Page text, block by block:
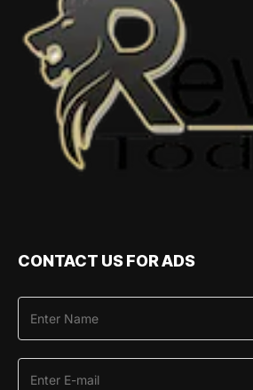
CONTACT US FOR ADS